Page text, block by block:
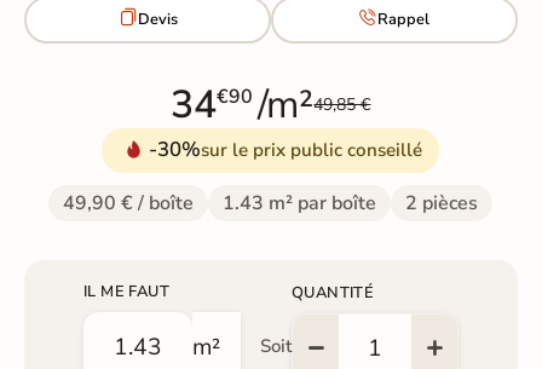
Devis Rappel
34€90 /m²49,85 €
-30%sur le prix public conseillé
49,90 € / boîte 1.43 m² par boîte 2 pièces
IL ME FAUT
m² Soit
QUANTITÉ